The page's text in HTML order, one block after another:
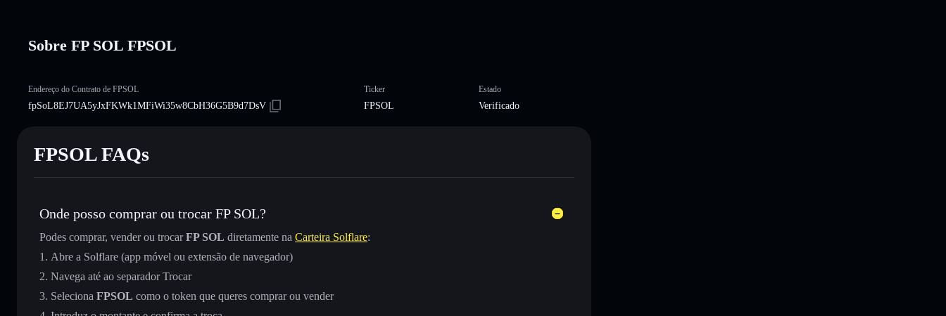
Sobre FP SOL FPSOL
Endereço do Contrato de FPSOL
fpSoL8EJ7UA5yJxFKWk1MFiWi35w8CbH36G5B9d7DsV
Ticker
FPSOL
Estado
Verificado
FPSOL FAQs
Onde posso comprar ou trocar FP SOL?
Podes comprar, vender ou trocarFP SOL diretamente na Carteira Solflare:
Abre a Solflare (app móvel ou extensão de navegador)
Navega até ao separador Trocar
Seleciona FPSOL como o token que queres comprar ou vender